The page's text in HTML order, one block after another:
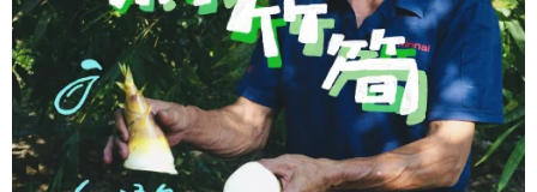
一次，讓甜味融進去就完成。